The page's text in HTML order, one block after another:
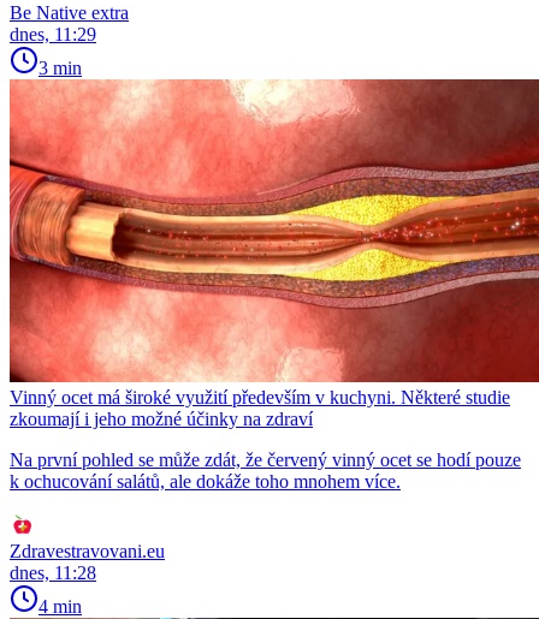
Be Native extra
dnes, 11:29
3 min
Vinný ocet má široké využití především v kuchyni. Některé studie
zkoumají i jeho možné účinky na zdraví
Na první pohled se může zdát, že červený vinný ocet se hodí pouze
k ochucování salátů, ale dokáže toho mnohem více.
Zdravestravovani.eu
dnes, 11:28
4 min